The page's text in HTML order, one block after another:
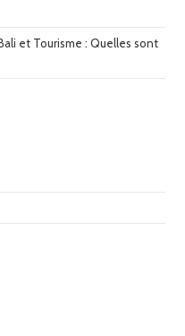
et Tourisme : Quelles sont